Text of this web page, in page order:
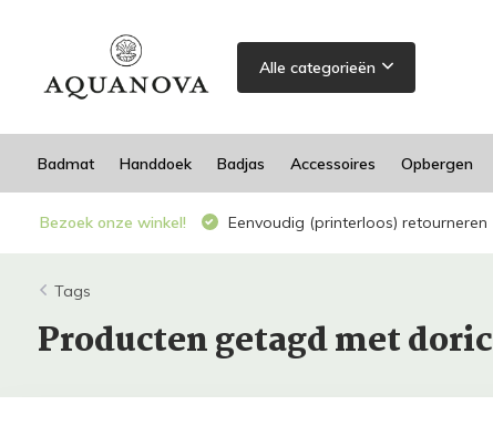
Alle categorieën
Badmat Handdoek Badjas Accessoires Opbergen
Bezoek onze winkel! Eenvoudig (printerloos) retourneren
Tags
Producten getagd met doric